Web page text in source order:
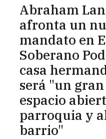
Abraham
afronta un
mandato en
Soberano
casa
será "un gran
espacio
parroquia y
barrio"